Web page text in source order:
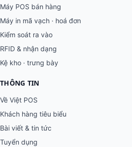
Máy POS bán hàng
Máy in mã vạch · hoá đơn
Kiểm soát ra vào
RFID & nhận dạng
Kệ kho · trưng bày
THÔNG TIN
Về Việt POS
Khách hàng tiêu biểu
Bài viết & tin tức
Tuyển dụng